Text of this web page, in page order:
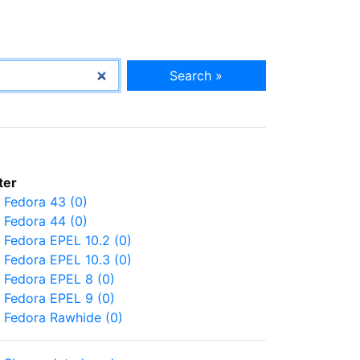
Search »
Fedora 43 (0)
Fedora 44 (0)
Fedora EPEL 10.2 (0)
Fedora EPEL 10.3 (0)
Fedora EPEL 8 (0)
Fedora EPEL 9 (0)
Fedora Rawhide (0)